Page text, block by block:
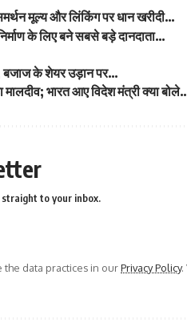
मूल्य और लिंकिंग पर धान खरीदी…
के लिए बने सबसे बड़े दानदाता…
के शेयर उड़ान पर…
मालदीव; भारत आए विदेश मंत्री क्या
to your inbox.
data practices in ourPrivacy Policy.